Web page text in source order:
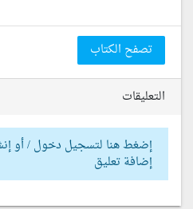
تصفح الكتاب
التعليقات
إضغط هنا لتسجيل دخول / أو
إضافة تعليق